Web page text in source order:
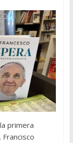
primera